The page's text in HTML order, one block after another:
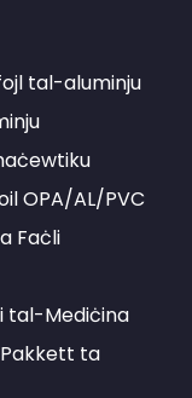
tal-aluminju
OPA/AL/PVC
Faċli
tal-Mediċina
ta